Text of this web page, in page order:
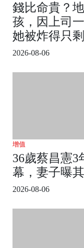
錢比命貴？
孩，因上司
她被炸得只
2026-08-06
增值
36歲蔡昌憲3
幕，妻子曝
2026-08-06